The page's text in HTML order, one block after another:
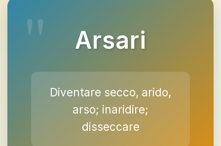
Arsari
Diventare secco, arido,
arso; inaridire;
disseccare